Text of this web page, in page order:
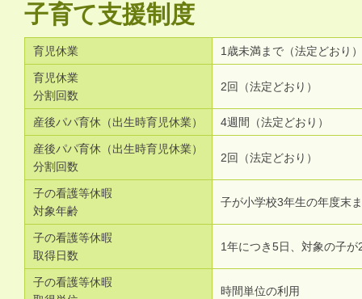
子育て支援制度
育児休業 1歳未満まで（法定どおり）
育児休業
分割回数
2回（法定どおり）
産後パパ育休（出生時育児休業） 4週間（法定どおり）
産後パパ育休（出生時育児休業）
分割回数
2回（法定どおり）
子の看護等休暇
対象年齢
子が小学校3年生の年度末
子の看護等休暇
取得日数
1年につき5日、対象の子
子の看護等休暇
時間単位の利用